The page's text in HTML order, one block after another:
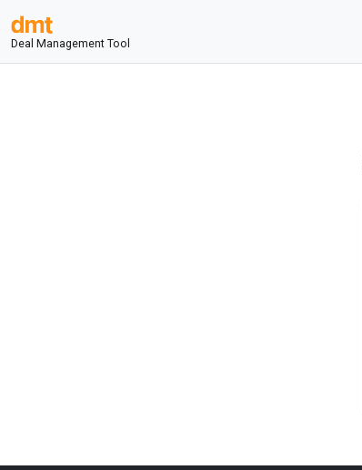
Deal Management Tool